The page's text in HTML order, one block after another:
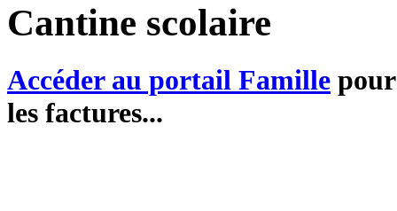
Cantine scolaire
Accéder au portail Famille
les factures...